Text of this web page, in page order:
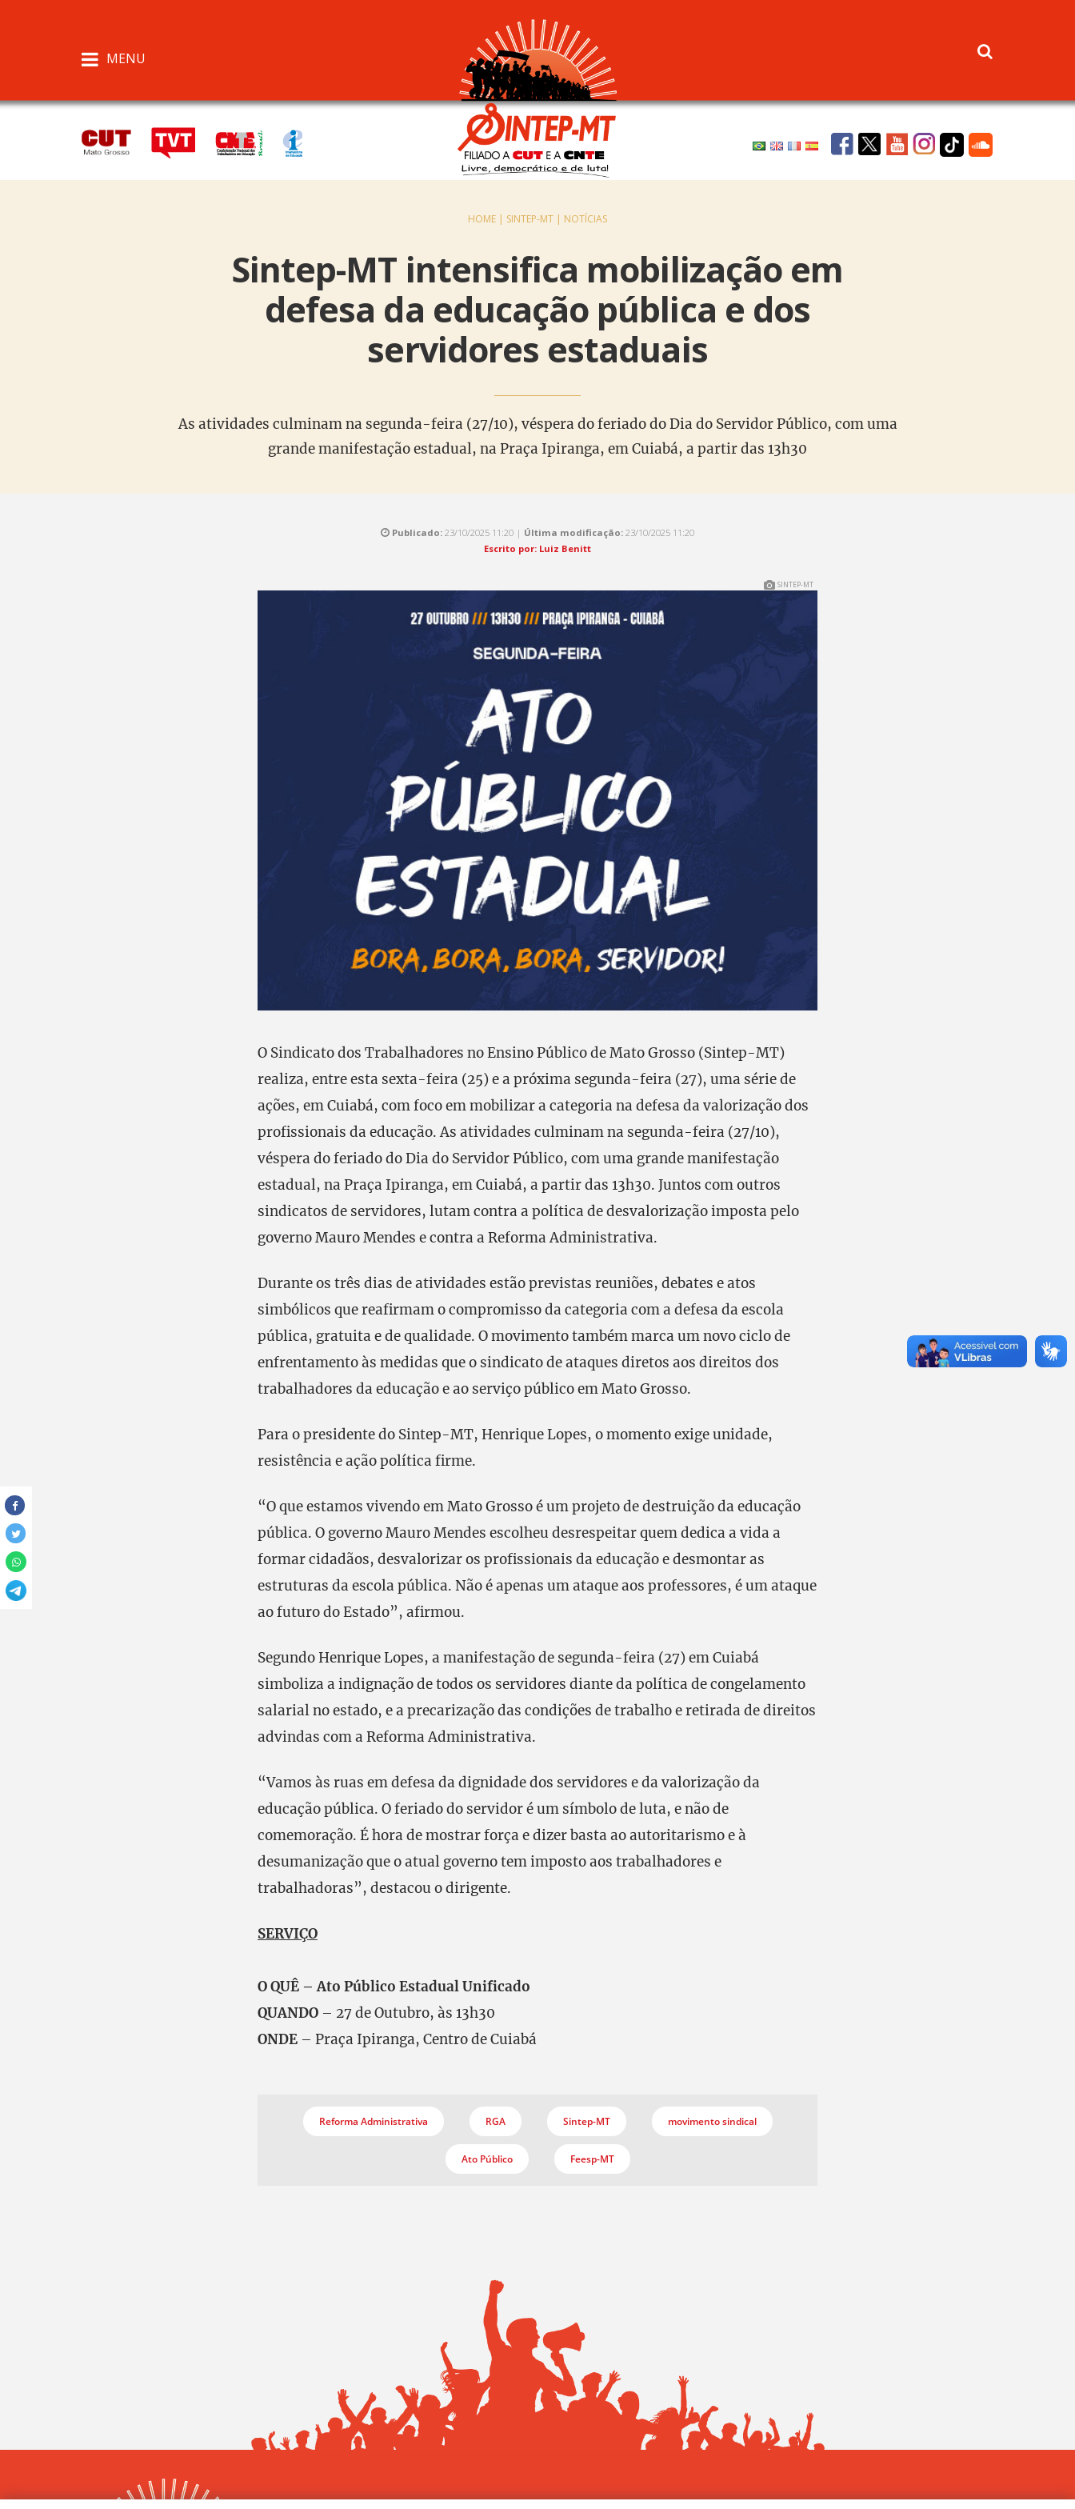
MENU
HOME | SINTEP-MT | NOTÍCIAS
Sintep-MT intensifica mobilização em
defesa da educação pública e dos
servidores estaduais
As atividades culminam na segunda-feira (27/10), véspera do feriado do Dia do Servidor Público, com uma
grande manifestação estadual, na Praça Ipiranga, em Cuiabá, a partir das 13h30
Publicado: 23/10/2025 11:20 | Última modificação: 23/10/2025 11:20
Escrito por: Luiz Benitt
SINTEP-MT
O Sindicato dos Trabalhadores no Ensino Público de Mato Grosso (Sintep-MT)
realiza, entre esta sexta-feira (25) e a próxima segunda-feira (27), uma série de
ações, em Cuiabá, com foco em mobilizar a categoria na defesa da valorização dos
profissionais da educação. As atividades culminam na segunda-feira (27/10),
véspera do feriado do Dia do Servidor Público, com uma grande manifestação
estadual, na Praça Ipiranga, em Cuiabá, a partir das 13h30. Juntos com outros
sindicatos de servidores, lutam contra a política de desvalorização imposta pelo
governo Mauro Mendes e contra a Reforma Administrativa.
Durante os três dias de atividades estão previstas reuniões, debates e atos
simbólicos que reafirmam o compromisso da categoria com a defesa da escola
pública, gratuita e de qualidade. O movimento também marca um novo ciclo de
enfrentamento às medidas que o sindicato de ataques diretos aos direitos dos
trabalhadores da educação e ao serviço público em Mato Grosso.
Para o presidente do Sintep-MT, Henrique Lopes, o momento exige unidade,
resistência e ação política firme.
“O que estamos vivendo em Mato Grosso é um projeto de destruição da educação
pública. O governo Mauro Mendes escolheu desrespeitar quem dedica a vida a
formar cidadãos, desvalorizar os profissionais da educação e desmontar as
estruturas da escola pública. Não é apenas um ataque aos professores, é um ataque
ao futuro do Estado”, afirmou.
Segundo Henrique Lopes, a manifestação de segunda-feira (27) em Cuiabá
simboliza a indignação de todos os servidores diante da política de congelamento
salarial no estado, e a precarização das condições de trabalho e retirada de direitos
advindas com a Reforma Administrativa.
“Vamos às ruas em defesa da dignidade dos servidores e da valorização da
educação pública. O feriado do servidor é um símbolo de luta, e não de
comemoração. É hora de mostrar força e dizer basta ao autoritarismo e à
desumanização que o atual governo tem imposto aos trabalhadores e
trabalhadoras”, destacou o dirigente.
SERVIÇO
O QUÊ – Ato Público Estadual Unificado
QUANDO – 27 de Outubro, às 13h30
ONDE – Praça Ipiranga, Centro de Cuiabá
Reforma Administrativa RGA Sintep-MT movimento sindical
Ato Público Feesp-MT